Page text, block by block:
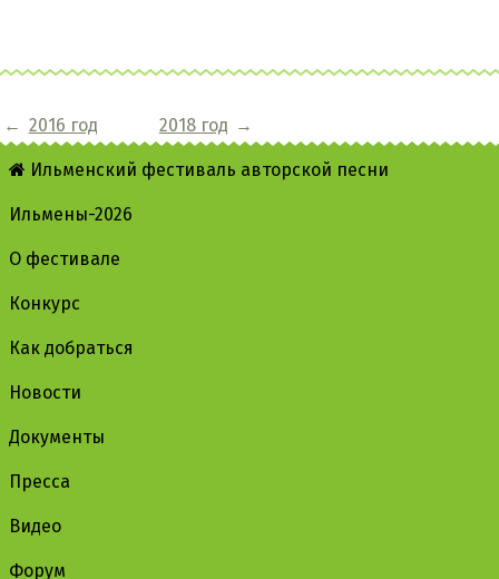
← 2016 год 2018 год →
Ильменский фестиваль авторской песни
Ильмены-2026
О фестивале
Конкурс
Как добраться
Новости
Документы
Пресса
Видео
Форум